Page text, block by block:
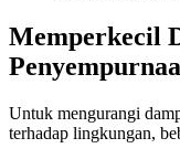
Memperkecil
Untuk mengurangi
terhadap lingkungan,